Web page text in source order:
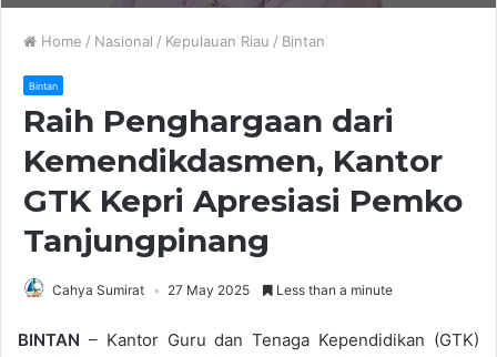
Home / Nasional / Kepulauan Riau / Bintan
Bintan
Raih Penghargaan dari
Kemendikdasmen, Kantor
GTK Kepri Apresiasi Pemko
Tanjungpinang
Cahya Sumirat 27 May 2025 Less than a minute
BINTAN – Kantor Guru dan Tenaga Kependidikan (GTK)